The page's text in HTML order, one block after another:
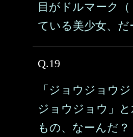
目がドルマーク（
ている美少女、だ
Q.19
「ジョウジョウ
ジョウジョウ」
もの、なーんだ？